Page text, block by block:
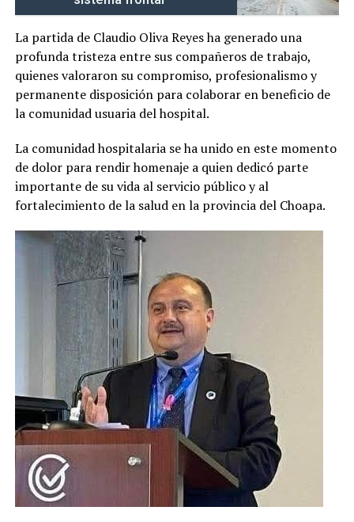
La partida de Claudio Oliva Reyes ha generado una
profunda tristeza entre sus compañeros de trabajo,
quienes valoraron su compromiso, profesionalismo y
permanente disposición para colaborar en beneficio de
la comunidad usuaria del hospital.
La comunidad hospitalaria se ha unido en este momento
de dolor para rendir homenaje a quien dedicó parte
importante de su vida al servicio público y al
fortalecimiento de la salud en la provincia del Choapa.